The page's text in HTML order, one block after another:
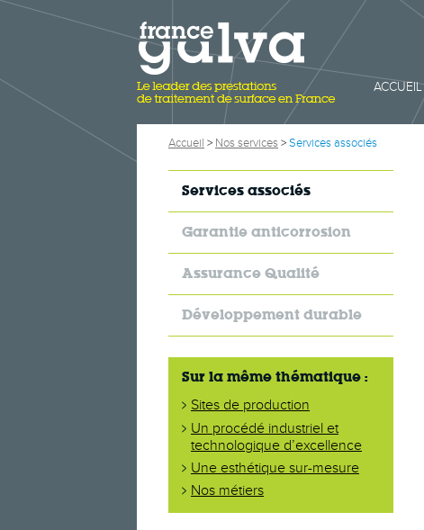
ACCUEIL
Accueil > Nos services > Services associés
Services associés
Garantie anticorrosion
Assurance Qualité
Développement durable
Sur la même thématique :
Sites de production
Un procédé industriel et
technologique d’excellence
Une esthétique sur-mesure
Nos métiers